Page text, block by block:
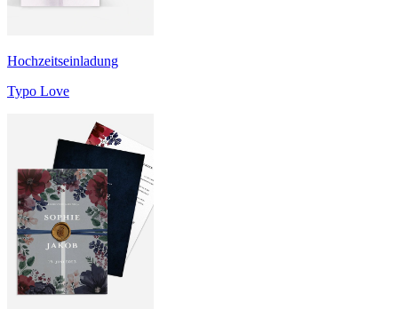
Hochzeitseinladung
Typo Love